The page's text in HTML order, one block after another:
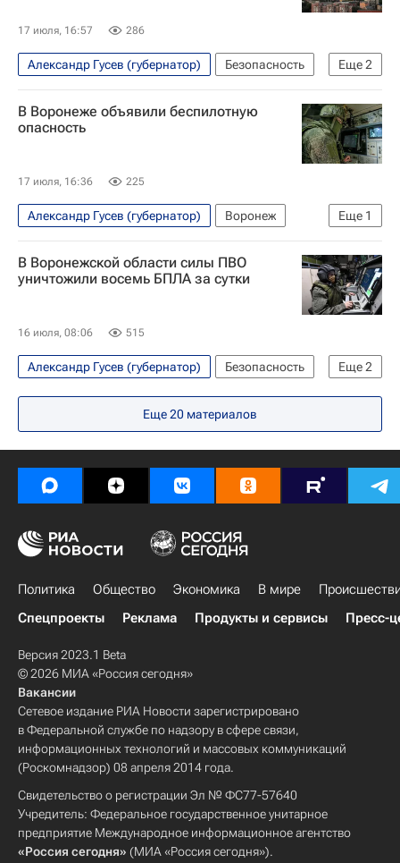
Владислав Шапша
17 июля, 16:57 286
Еще2
Александр Гусев (губернатор)
Безопасность
Воронеж
Воронежская область
В Воронеже объявили беспилотную
опасность
17 июля, 16:36 225
Еще 1
Александр Гусев (губернатор)
Воронеж
Безопасность
В Воронежской области силы ПВО
уничтожили восемь БПЛА за сутки
16 июля, 08:06 515
Еще2
Александр Гусев (губернатор)
Безопасность
Воронежская область
Воронеж
Еще20 материалов
Политика Общество Экономика В мире
Спецпроекты
Реклама Продукты и сервисы Пресс-
Версия 2023.1 Beta
© 2026 МИА «Россия сегодня»
Вакансии
Сетевое издание РИА Новости зарегистрировано
в Федеральной службе по надзору в сфере связи,
информационных технологий и массовых коммуникаций
(Роскомнадзор) 08 апреля 2014 года.
Свидетельство о регистрации Эл № ФС77-57640
Учредитель: Федеральное государственное унитарное
предприятие Международное информационное агентство
«Россия сегодня» (МИА «Россия сегодня»).